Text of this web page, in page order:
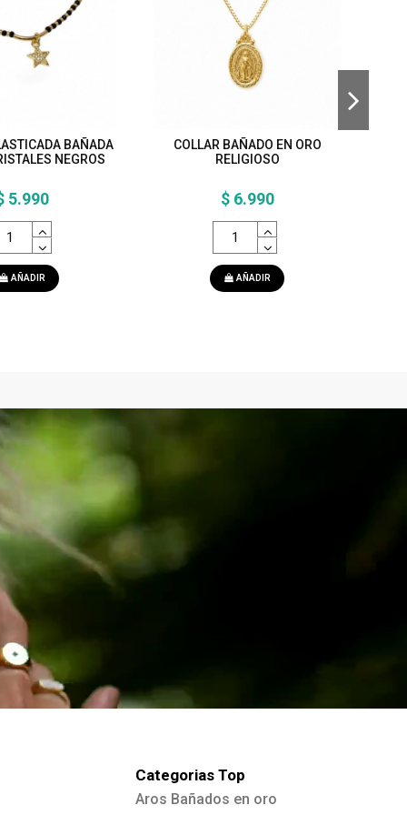
BAÑADA
NEGROS
5.990
AÑADIR
COLLAR BAÑADO EN ORO
RELIGIOSO
$ 6.990
AÑADIR
Categorias Top
Aros Bañados en oro